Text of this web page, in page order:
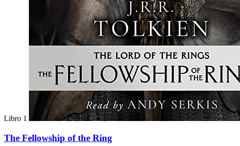
Libro 1
The Fellowship of the Ring